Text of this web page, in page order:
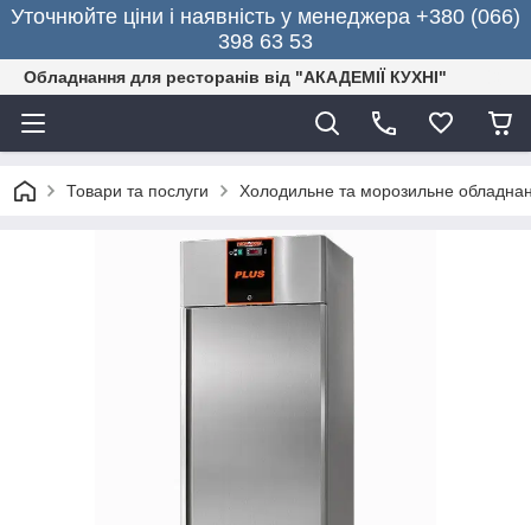
Уточнюйте ціни і наявність у менеджера +380 (066)
398 63 53
Обладнання для ресторанів від "АКАДЕМІЇ КУХНІ"
Товари та послуги Холодильне та морозильне